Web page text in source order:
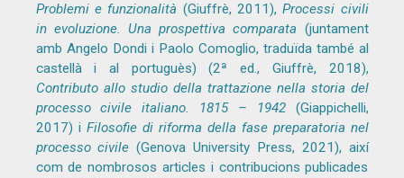
Problemi e funzionalità (Giuffrè, 2011),Processi civili
in evoluzione. Una prospettiva comparata (juntament
amb Angelo Dondi i Paolo Comoglio, traduïda també al
castellà i al portuguès) (2ª ed., Giuffrè, 2018),
Contributo allo studio della trattazione nella storia del
processo civile italiano. 1815 – 1942(Giappichelli,
2017) i Filosofie di riforma della fase preparatoria nel
processo civile(Genova University Press, 2021), així
com de nombrosos articles i contribucions publicades